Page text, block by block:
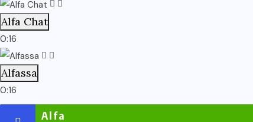
Alfa Chat
0:16
Alfassa
0:16
Alfa